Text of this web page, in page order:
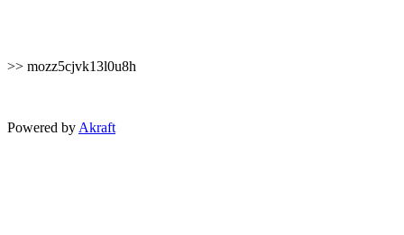
>> mozz5cjvk13l0u8h
Powered by Akraft